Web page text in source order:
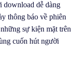
download dễ dàng
thông báo về phiên
sự kiện mặt trên
cuốn hút người